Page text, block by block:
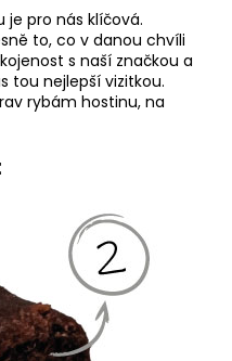
pro nás klíčová.
to, co v danou chvíli
s naší značkou a
tou nejlepší vizitkou.
rybám hostinu, na